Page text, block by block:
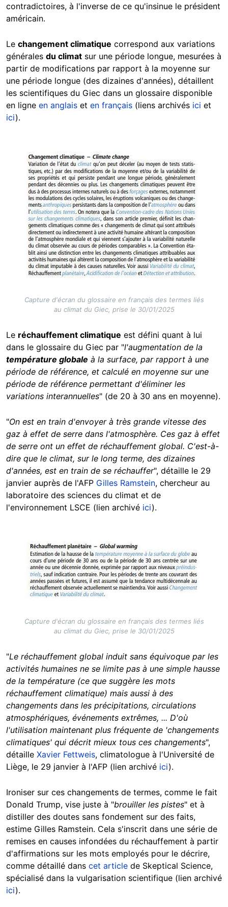
contradictoires, à l'inverse de ce qu'insinue le président
américain.
Le changement climatique correspond aux variations
générales du climat sur une période longue, mesurées à
partir de modifications par rapport à la moyenne sur
une période longue (des dizaines d'années), détaillent
les scientifiques du Giec dans un glossaire disponible
en ligne en anglais et en français (liens archivés ici et
ici).
Image
Capture d'écran du glossaire en français des termes liés
au climat du Giec, prise le 30/01/2025
Le réchauffement climatique est défini quant à lui
dans le glossaire du Giec par "l'augmentation de la
température globale à la surface, par rapport à une
période de référence, et calculé en moyenne sur une
période de référence permettant d'éliminer les
variations interannuelles" (de 20 à 30 ans en moyenne).
"On est en train d'envoyer à très grande vitesse des
gaz à effet de serre dans l'atmosphère. Ces gaz à effet
de serre ont un effet de réchauffement global. C'est-à-
dire que le climat, sur le long terme, des dizaines
d'années, est en train de se réchauffer", détaille le 29
janvier auprès de l'AFP Gilles Ramstein, chercheur au
laboratoire des sciences du climat et de
l'environnement LSCE (lien archivé ici).
Capture d'écran du glossaire en français des termes liés
au climat du Giec, prise le 30/01/2025
"Le réchauffement global induit sans équivoque par les
activités humaines ne se limite pas à une simple hausse
de la température (ce que suggère les mots
réchauffement climatique) mais aussi à des
changements dans les précipitations, circulations
atmosphériques, événements extrêmes, ... D'où
l'utilisation maintenant plus fréquente de 'changements
climatiques' qui décrit mieux tous ces changements",
détaille Xavier Fettweis, climatologue à l'Université de
Liège, le 29 janvier à l'AFP (lien archivé ici).
Ironiser sur ces changements de termes, comme le fait
Donald Trump, vise juste à "brouiller les pistes" et à
distiller des doutes sans fondement sur des faits,
estime Gilles Ramstein. Cela s'inscrit dans une série de
remises en causes infondées du réchauffement à partir
d'affirmations sur les mots employés pour le décrire,
comme détaillé dans cet article de Skeptical Science,
spécialisé dans la vulgarisation scientifique (lien archivé
ici).